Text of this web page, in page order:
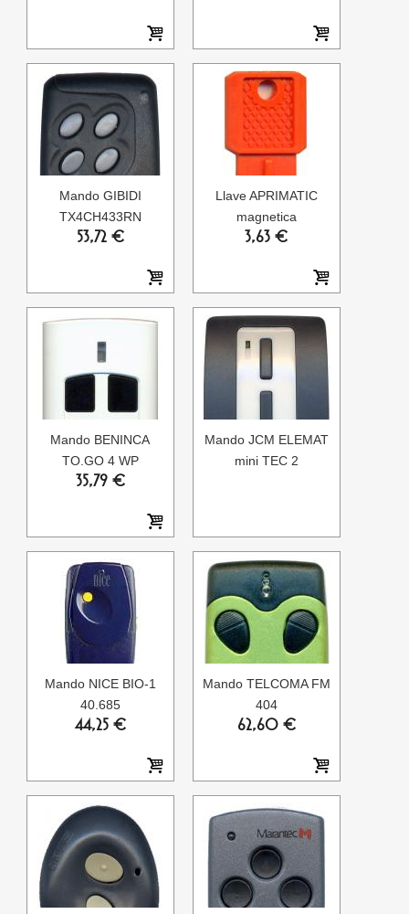
Mando GIBIDI
TX4CH433RN
53,72 €
Llave APRIMATIC
magnetica
3,63 €
Mando BENINCA
TO.GO 4 WP
35,79 €
Mando JCM ELEMAT
mini TEC 2
Mando NICE BIO-1
40.685
44,25 €
Mando TELCOMA FM
404
62,60 €